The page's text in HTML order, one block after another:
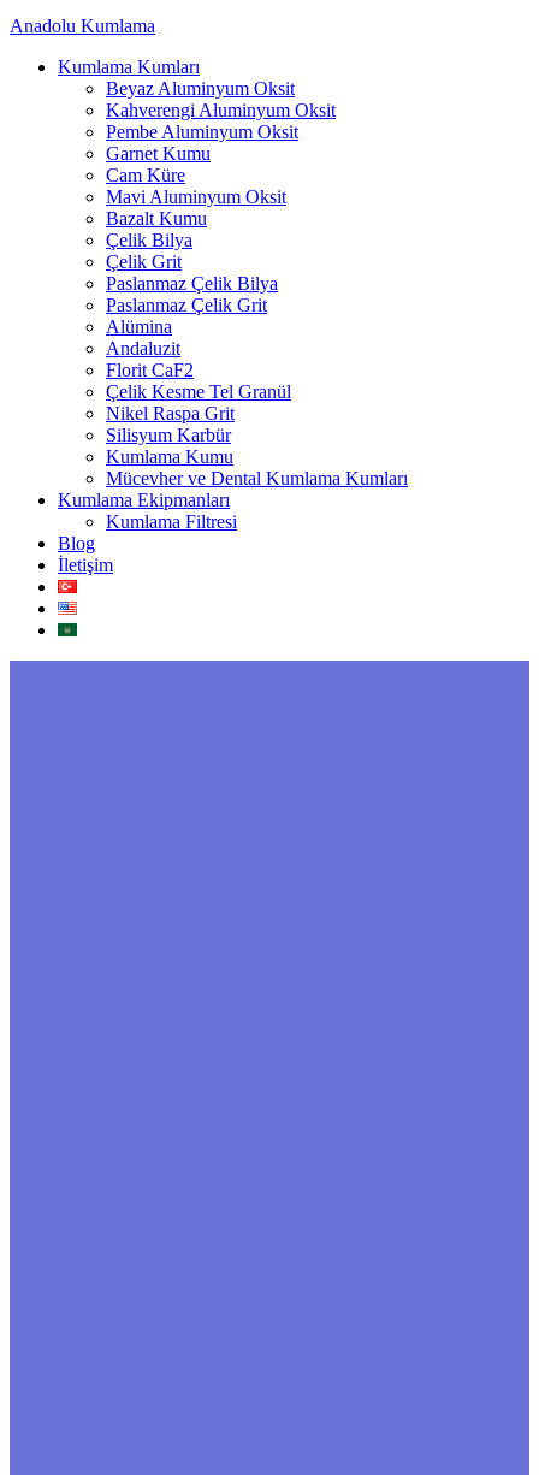
Anadolu Kumlama
Kumlama Kumları
Beyaz Aluminyum Oksit
Kahverengi Aluminyum Oksit
Pembe Aluminyum Oksit
Garnet Kumu
Cam Küre
Mavi Aluminyum Oksit
Bazalt Kumu
Çelik Bilya
Çelik Grit
Paslanmaz Çelik Bilya
Paslanmaz Çelik Grit
Alümina
Andaluzit
Florit CaF2
Çelik Kesme Tel Granül
Nikel Raspa Grit
Silisyum Karbür
Kumlama Kumu
Mücevher ve Dental Kumlama Kumları
Kumlama Ekipmanları
Kumlama Filtresi
Blog
İletişim